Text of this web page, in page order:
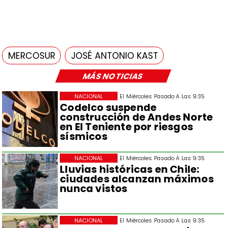
MÁS NOTICIAS
El Miércoles Pasado A Las 9:35
Codelco suspende
construcción de Andes Norte
en El Teniente por riesgos
sísmicos
NACIONAL
El Miércoles Pasado A Las 9:35
Lluvias históricas en Chile:
ciudades alcanzan máximos
nunca vistos
NACIONAL
El Miércoles Pasado A Las 9:35
NACIONAL
MERCOSUR JOSÉ ANTONIO KAST